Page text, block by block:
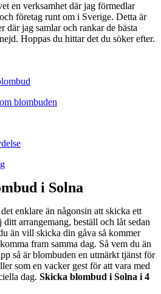
en verksamhet där jag förmedlar
runt om i Sverige. Detta är
där jag samlar och rankar de bästa
blombuden i Solna med omnejd. Hoppas du hittar det du söker efter.
blombuden
i Solna
enklare än någonsin att skicka ett
arrangemang, beställ och låt sedan
än vill skicka din gåva så kommer
samma dag. Så vem du än
så är blombuden en utmärkt tjänst för
som en vacker gest för att vara med
dag. Skicka blombud i Solna i 4